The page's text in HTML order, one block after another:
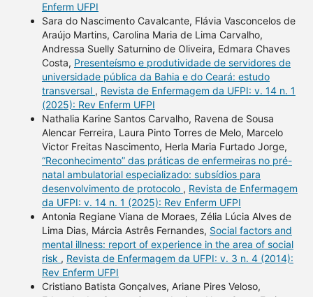
Enferm UFPI
Sara do Nascimento Cavalcante, Flávia Vasconcelos de
Araújo Martins, Carolina Maria de Lima Carvalho,
Andressa Suelly Saturnino de Oliveira, Edmara Chaves
Costa, Presenteísmo e produtividade de servidores de
universidade pública da Bahia e do Ceará: estudo
transversal , Revista de Enfermagem da UFPI: v. 14 n. 1
(2025): Rev Enferm UFPI
Nathalia Karine Santos Carvalho, Ravena de Sousa
Alencar Ferreira, Laura Pinto Torres de Melo, Marcelo
Victor Freitas Nascimento, Herla Maria Furtado Jorge,
“Reconhecimento” das práticas de enfermeiras no pré-
natal ambulatorial especializado: subsídios para
desenvolvimento de protocolo , Revista de Enfermagem
da UFPI: v. 14 n. 1 (2025): Rev Enferm UFPI
Antonia Regiane Viana de Moraes, Zélia Lúcia Alves de
Lima Dias, Márcia Astrês Fernandes, Social factors and
mental illness: report of experience in the area of social
risk , Revista de Enfermagem da UFPI: v. 3 n. 4 (2014):
Rev Enferm UFPI
Cristiano Batista Gonçalves, Ariane Pires Veloso,